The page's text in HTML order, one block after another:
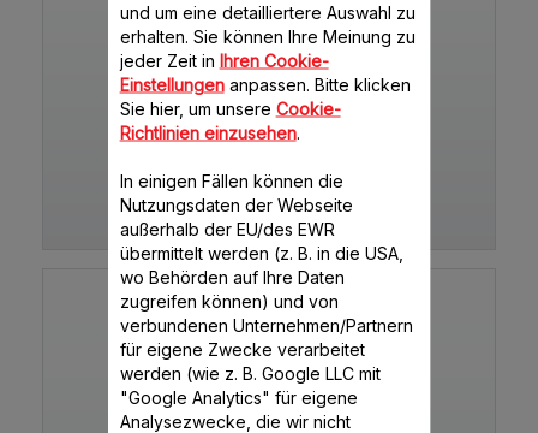
MEGA 2 KG AM480070CH
AM480070CH
und um eine detailliertere Auswahl zu
erhalten. Sie können Ihre Meinung zu
jeder Zeit in Ihren Cookie-
Einstellungenanpassen. Bitte klicken
Sie hier, um unsere Cookie-
Richtlinien einzusehen.
In einigen Fällen können die
Nutzungsdaten der Webseite
außerhalb der EU/des EWR
übermittelt werden (z. B. in die USA,
wo Behörden auf Ihre Daten
zugreifen können) und von
verbundenen Unternehmen/Partnern
für eigene Zwecke verarbeitet
werden (wie z. B. Google LLC mit
"Google Analytics" für eigene
Analysezwecke, die wir nicht